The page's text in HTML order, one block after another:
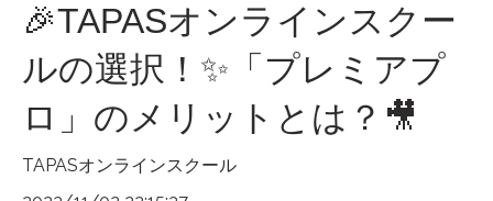
🎉TAPASオンラインスクー
ルの選択！✨「プレミアプ
ロ」のメリットとは？🎥
TAPASオンラインスクール